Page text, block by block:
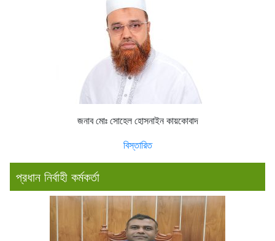
জনাব মোঃ সোহেল হোসনাইন কায়কোবাদ
বিস্তারিত
প্রধান নির্বাহী কর্মকর্তা